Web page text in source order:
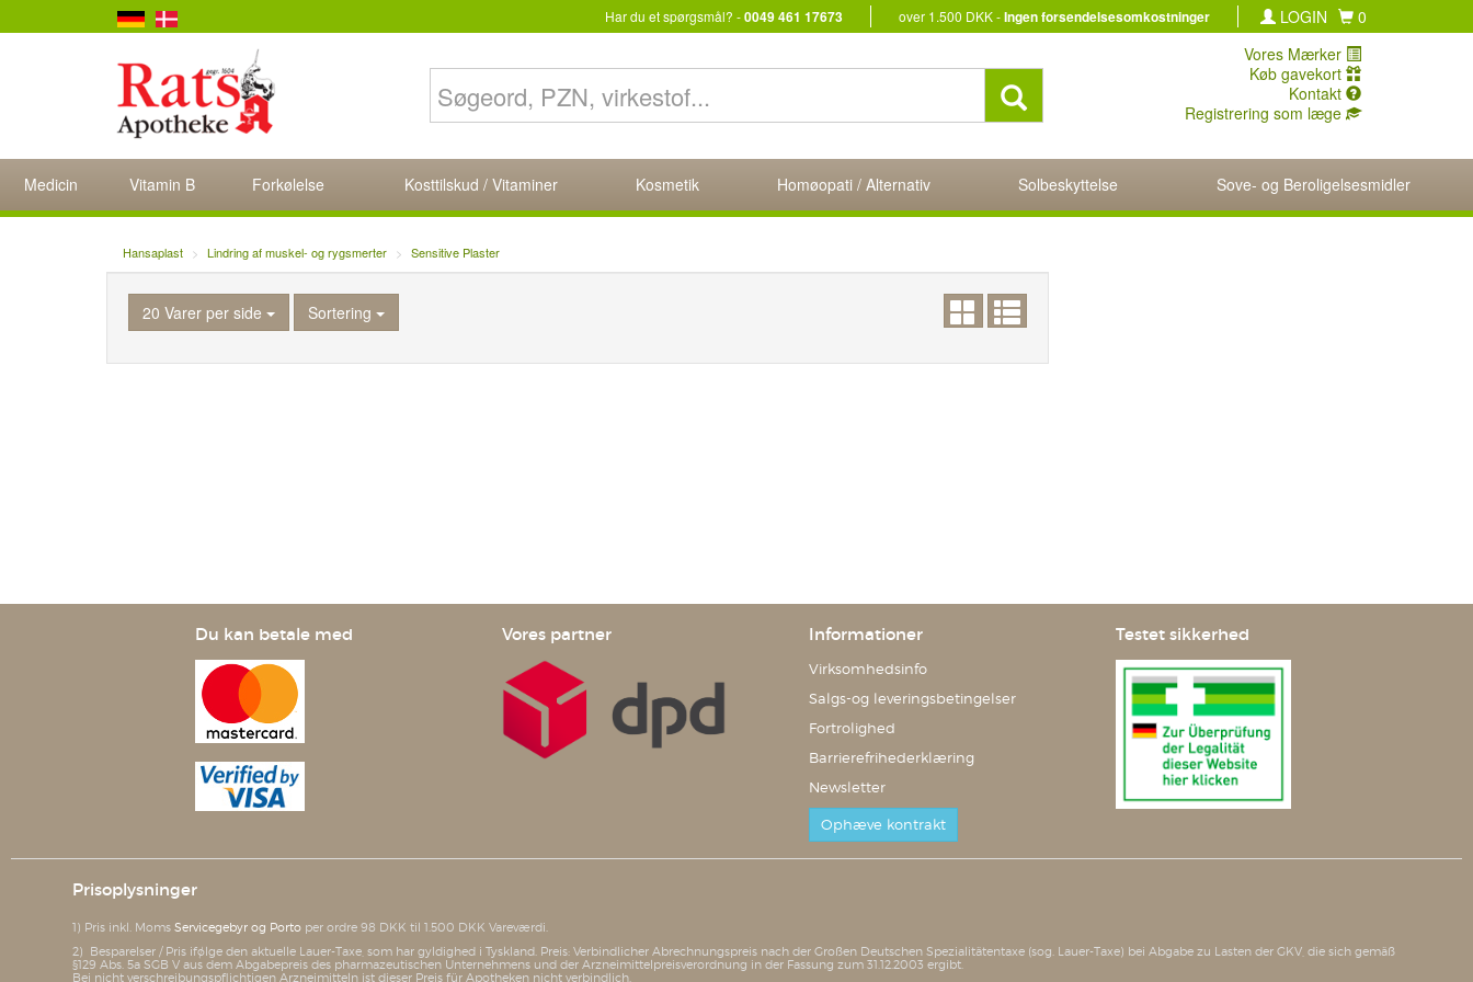
Har du et spørgsmål? -0049 461 17673 over 1.500 DKK -Ingen forsendelsesomkostninger LOGIN
0
Vores Mærker
Køb gavekort
Kontakt
Registrering som læge
Medicin Vitamin B Forkølelse Kosttilskud / Vitaminer Kosmetik Homøopati / Alternativ Solbeskyttelse Sove- og Beroligelsesmidler
Hansaplast Lindring af muskel- og rygsmerter Sensitive Plaster
20 Varer per side Sortering
Du kan betale med Vores partner Informationer
Virksomhedsinfo
Salgs-og leveringsbetingelser
Fortrolighed
Barrierefrihederklæring
Newsletter
Ophæve kontrakt
Testet sikkerhed
Prisoplysninger
1) Pris inkl. Moms Servicegebyr og Porto per ordre 98 DKK til 1.500 DKK Vareværdi.
2) Besparelser / Pris ifølge den aktuelle Lauer-Taxe, som har gyldighed i Tyskland. Preis: Verbindlicher Abrechnungspreis nach der Großen Deutschen Spezialitätentaxe (sog. Lauer-Taxe) bei Abgabe zu Lasten der GKV, die sich gemäß
§129 Abs. 5a SGB V aus dem Abgabepreis des pharmazeutischen Unternehmens und der Arzneimittelpreisverordnung in der Fassung zum 31.12.2003 ergibt.
Bei nicht verschreibungspflichtigen Arzneimitteln ist dieser Preis für Apotheken nicht verbindlich.